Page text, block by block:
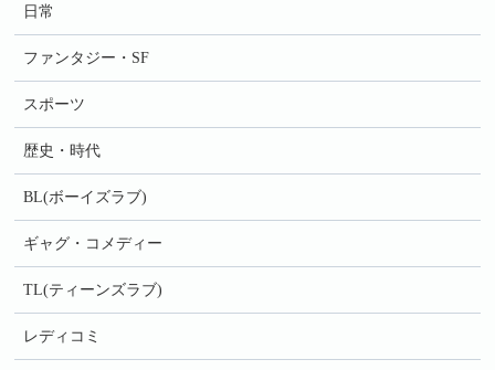
日常
ファンタジー・SF
スポーツ
歴史・時代
BL(ボーイズラブ)
ギャグ・コメディー
TL(ティーンズラブ)
レディコミ